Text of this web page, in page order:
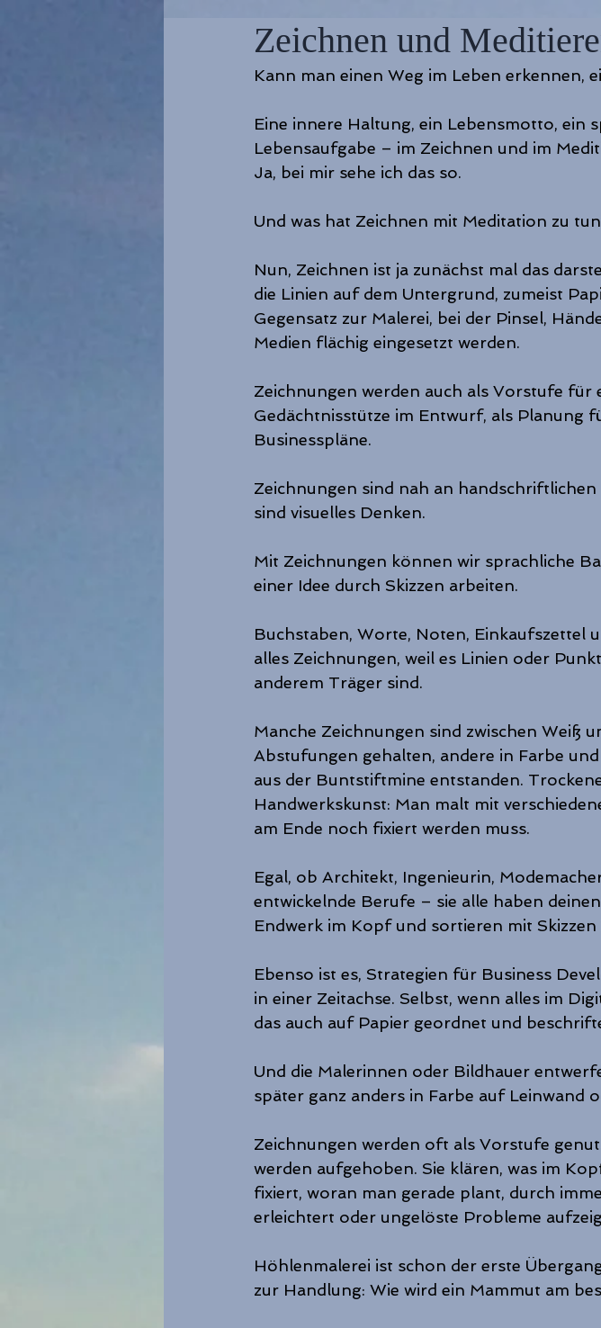
Zeichnen und
Kann man einen Weg im Leben erkennen,
Eine innere Haltung, ein Lebensmotto, ein
Lebensaufgabe – im Zeichnen und im
Ja, bei mir sehe ich das so.
Und was hat Zeichnen mit Meditation zu
Nun, Zeichnen ist ja zunächst mal das
die Linien auf dem Untergrund, zumeist
Gegensatz zur Malerei, bei der Pinsel,
Medien flächig eingesetzt werden.
Zeichnungen werden auch als Vorstufe für
Gedächtnisstütze im Entwurf, als Planung
Businesspläne.
Zeichnungen sind nah an
sind visuelles Denken.
Mit Zeichnungen können wir sprachliche
einer Idee durch Skizzen arbeiten.
Buchstaben, Worte, Noten, Einkaufszettel
alles Zeichnungen, weil es Linien oder
anderem Träger sind.
Manche Zeichnungen sind zwischen Weiß
Abstufungen gehalten, andere in Farbe
aus der Buntstiftmine entstanden.
Handwerkskunst: Man malt mit
am Ende noch fixiert werden muss.
Egal, ob Architekt, Ingenieurin,
entwickelnde Berufe – sie alle haben
Endwerk im Kopf und sortieren mit
Ebenso ist es, Strategien für Business
in einer Zeitachse. Selbst, wenn alles im
das auch auf Papier geordnet und
Und die Malerinnen oder Bildhauer
später ganz anders in Farbe auf Leinwand
Zeichnungen werden oft als Vorstufe
werden aufgehoben. Sie klären, was im
fixiert, woran man gerade plant, durch
erleichtert oder ungelöste Probleme
Höhlenmalerei ist schon der erste
zur Handlung: Wie wird ein Mammut am